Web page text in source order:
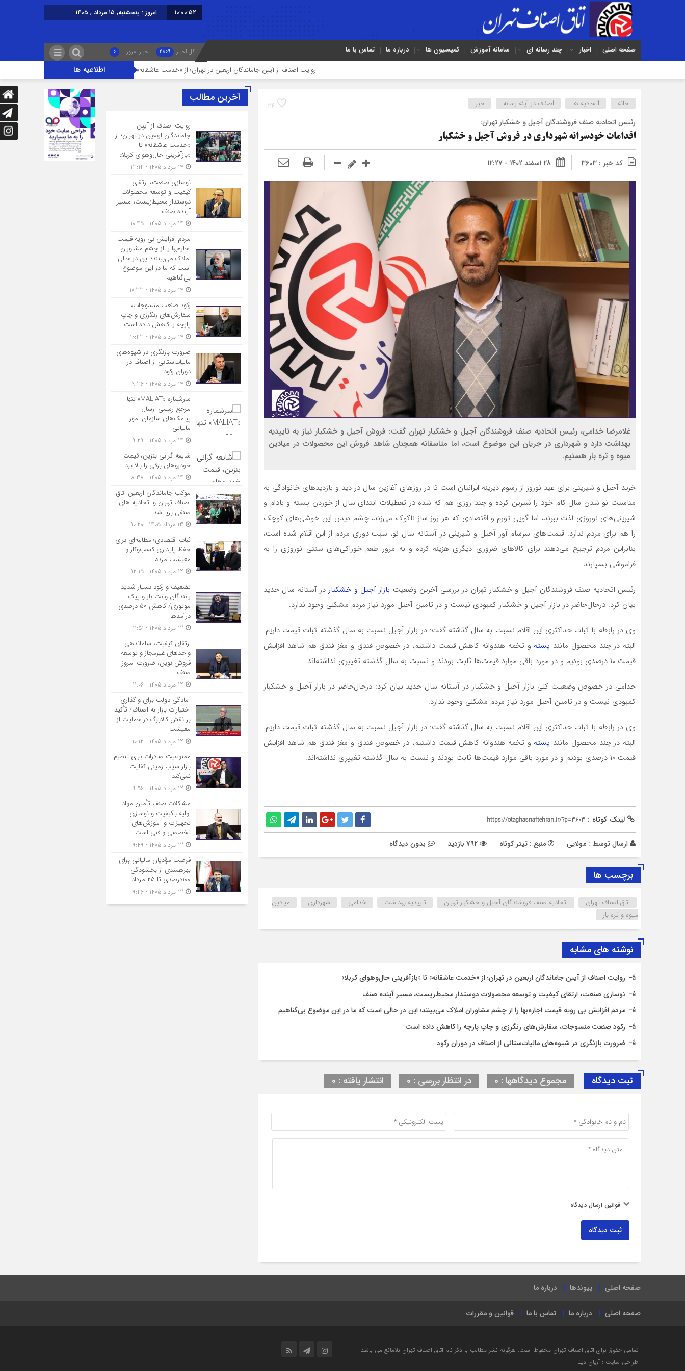
10:00:53 امروز : پنجشنبه, ۱۵ مرداد , ۱۴۰۵
صفحه اصلی اخبار چند رسانه ای سامانه آموزش کمیسیون ها درباره ما تماس با ما کل اخبار 2809 اخبار امروز : 0
اطلاعیه هاروایت اصناف از آیین جاماندگان اربعین در تهران؛ از «خدمت عاشقانه» تا «بازآفرینی حال‌وهوای کربلا»
24 خانه اتحادیه ها اصناف در آینه رسانه خبر
رئیس اتحادیه صنف فروشندگان آجیل و خشکبار تهران:
اقدامات خودسرانه شهرداری در فروش آجیل و خشکبار
کد خبر : 3603 28 اسفند 1402 - 12:27
غلامرضا خدامی، رئیس اتحادیه صنف فروشندگان آجیل و خشکبار تهران گفت: فروش آجیل و خشکبار نیاز به تاییدیه
بهداشت دارد و شهرداری در جریان این موضوع است، اما متاسفانه همچنان شاهد فروش این محصولات در میادین
میوه و تره بار هستیم.
خرید آجیل و شیرینی برای عید نوروز از رسوم دیرینه ایرانیان است تا در روزهای آغازین سال در دید و بازدیدهای خانوادگی به
مناسبت نو شدن سال کام خود را شیرین کرده و چند روزی هم که شده در تعطیلات ابتدای سال از خوردن پسته و بادام و
شیرینی‌های نوروزی لذت ببرند، اما گویی تورم و اقتصادی که هر روز ساز ناکوک می‌زند، چشم دیدن این خوشی‌های کوچک
را هم برای مردم ندارد. قیمت‌های سرسام آور آجیل و شیرینی در آستانه سال نو، سبب دوری مردم از این اقلام شده است،
بنابراین مردم ترجیح می‌دهند برای کالاهای ضروری دیگری هزینه کرده و به مرور طعم خوراکی‌های سنتی نوروزی را به
فراموشی بسپارند.
رئیس اتحادیه صنف فروشندگان آجیل و خشکبار تهران در بررسی آخرین وضعیت بازار آجیل و خشکبار در آستانه سال جدید
بیان کرد: درحال‌حاضر در بازار آجیل و خشکبار کمبودی نیست و در تامین آجیل مورد نیاز مردم مشکلی وجود ندارد.
وی در رابطه با ثبات حداکثری این اقلام نسبت به سال گذشته گفت: در بازار آجیل نسبت به سال گذشته ثبات قیمت داریم.
البته در چند محصول مانند پسته و تخمه هندوانه کاهش قیمت داشتیم، در خصوص فندق و مغز فندق هم شاهد افزایش
قیمت ۱۰ درصدی بودیم و در مورد باقی موارد قیمت‌ها ثابت بودند و نسبت به سال گذشته تغییری نداشته‌اند.
خدامی در خصوص وضعیت کلی بازار آجیل و خشکبار در آستانه سال جدید بیان کرد: درحال‌حاضر در بازار آجیل و خشکبار
کمبودی نیست و در تامین آجیل مورد نیاز مردم مشکلی وجود ندارد.
وی در رابطه با ثبات حداکثری این اقلام نسبت به سال گذشته گفت: در بازار آجیل نسبت به سال گذشته ثبات قیمت داریم.
البته در چند محصول مانند پسته و تخمه هندوانه کاهش قیمت داشتیم، در خصوص فندق و مغز فندق هم شاهد افزایش
قیمت ۱۰ درصدی بودیم و در مورد باقی موارد قیمت‌ها ثابت بودند و نسبت به سال گذشته تغییری نداشته‌اند.
لینک کوتاه : https://otaghasnaftehran.ir/?p=3603
ارسال توسط : مولایی منبع : تیتر کوتاه بدون دیدگاه
برچسب ها
اتاق اصناف تهران اتحادیه صنف فروشندگان آجیل و خشکبار تهران تاییدیه بهداشت خدامی شهرداری
میادین
میوه و تره بار
نوشته های مشابه
روایت اصناف از آیین جاماندگان اربعین در تهران؛ از «خدمت عاشقانه» تا «بازآفرینی حال‌وهوای کربلا»
نوسازی صنعت، ارتقای کیفیت و توسعه محصولات دوستدار محیط‌زیست، مسیر آینده صنف
مردم افزایش بی رویه قیمت اجاره‌بها را از چشم مشاوران املاک می‌بینند؛ این در حالی است که ما در این موضوع بی‌گناهیم
رکود صنعت منسوجات، سفارش‌های رنگرزی و چاپ پارچه را کاهش داده است
ضرورت بازنگری در شیوه‌های مالیات‌ستانی از اصناف در دوران رکود
ثبت دیدگاه مجموع دیدگاهها : 0 در انتظار بررسی : 0 انتشار یافته : 0
قوانین ارسال دیدگاه
ثبت دیدگاه
آخرین مطالب
روایت اصناف از آیین
جاماندگان اربعین در تهران؛ از
«خدمت عاشقانه» تا
«بازآفرینی حال‌وهوای کربلا»
نوسازی صنعت، ارتقای
کیفیت و توسعه محصولات
دوستدار محیط‌زیست، مسیر
آینده صنف
مردم افزایش بی رویه قیمت
اجاره‌بها را از چشم مشاوران
املاک می‌بینند؛ این در حالی
است که ما در این موضوع
بی‌گناهیم
رکود صنعت منسوجات،
سفارش‌های رنگرزی و چاپ
پارچه را کاهش داده است
ضرورت بازنگری در شیوه‌های
مالیات‌ستانی از اصناف در
دوران رکود
سرشماره «MALIAT» تنها
مرجع رسمی ارسال
پیامک‌های سازمان امور
مالیاتی
شایعه گرانی بنزین، قیمت
خودروهای برقی را بالا برد
موکب جاماندگان اربعین اتاق
اصناف تهران و اتحادیه های
صنفی برپا شد
ثبات اقتصادی؛ مطالبه‌ای برای
حفظ پایداری کسب‌وکار و
معیشت مردم
تضعیف و رکود بسیار شدید
رانندگان وانت بار و پیک
موتوری/ کاهش ۵۰ درصدی
درآمدها
ارتقای کیفیت، ساماندهی
واحدهای غیرمجاز و توسعه
فروش نوین، ضرورت امروز
صنف
آمادگی دولت برای واگذاری
اختیارات بازار به اصناف/ تأکید
بر نقش کالابرگ در حمایت از
معیشت
ممنوعیت صادرات برای تنظیم
بازار سیب زمینی کفایت
نمی‌کند
مشکلات صنف تأمین مواد
اولیه باکیفیت و نوسازی
تجهیزات و آموزش‌های
تخصصی و فنی است
فرصت مؤدیان مالیاتی برای
بهره‎مندی از بخشودگی
100درصدی تا ۲۵ مرداد
صفحه اصلی پیوندها درباره ما
صفحه اصلی درباره ما تماس با ما قوانین و مقررات
تمامی حقوق برای اتاق اصناف تهران محفوظ است. هرگونه نشر مطالب با ذكر نام اتاق اصناف تهران بلامانع مي باشد.
طراحی سایت : آریان دیتا